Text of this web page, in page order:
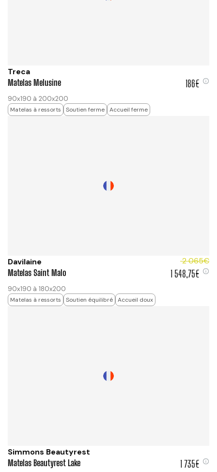
Treca
Matelas Melusine 186€
90x190 à 200x200
Matelas à ressorts Soutien ferme Accueil ferme
Davilaine 2 065€
Matelas Saint Malo 1 548,75€
90x190 à 180x200
Matelas à ressorts Soutien équilibré Accueil doux
Simmons Beautyrest
Matelas Beautyrest Lake 1 735€